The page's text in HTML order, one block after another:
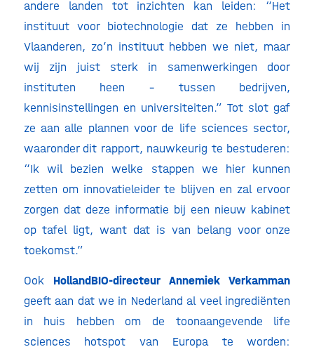
andere landen tot inzichten kan leiden: “Het
instituut voor biotechnologie dat ze hebben in
Vlaanderen, zo’n instituut hebben we niet, maar
wij zijn juist sterk in samenwerkingen door
instituten heen – tussen bedrijven,
kennisinstellingen en universiteiten.” Tot slot gaf
ze aan alle plannen voor de life sciences sector,
waaronder dit rapport, nauwkeurig te bestuderen:
“Ik wil bezien welke stappen we hier kunnen
zetten om innovatieleider te blijven en zal ervoor
zorgen dat deze informatie bij een nieuw kabinet
op tafel ligt, want dat is van belang voor onze
toekomst.”
Ook HollandBIO-directeur Annemiek Verkamman
geeft aan dat we in Nederland al veel ingrediënten
in huis hebben om de toonaangevende life
sciences hotspot van Europa te worden: